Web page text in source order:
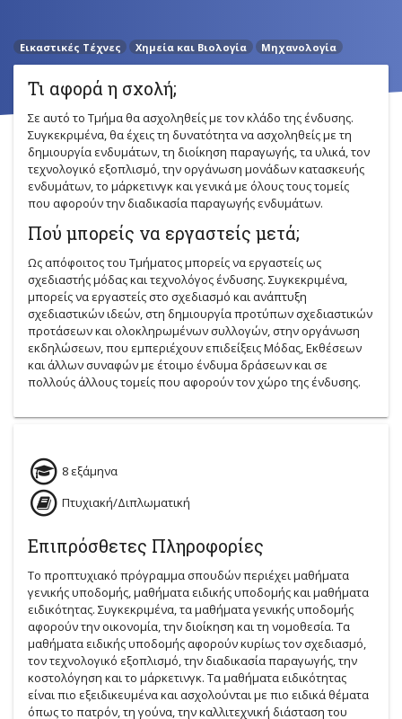
Εικαστικές Τέχνες Χημεία και Βιολογία Μηχανολογία
Τι αφορά η σχολή;
Σε αυτό το Τμήμα θα ασχοληθείς με τον κλάδο της ένδυσης.
Συγκεκριμένα, θα έχεις τη δυνατότητα να ασχοληθείς με τη
δημιουργία ενδυμάτων, τη διοίκηση παραγωγής, τα υλικά, τον
τεχνολογικό εξοπλισμό, την οργάνωση μονάδων κατασκευής
ενδυμάτων, το μάρκετινγκ και γενικά με όλους τους τομείς
που αφορούν την διαδικασία παραγωγής ενδυμάτων.
Πού μπορείς να εργαστείς μετά;
Ως απόφοιτος του Τμήματος μπορείς να εργαστείς ως
σχεδιαστής μόδας και τεχνολόγος ένδυσης. Συγκεκριμένα,
μπορείς να εργαστείς στο σχεδιασμό και ανάπτυξη
σχεδιαστικών ιδεών, στη δημιουργία προτύπων σχεδιαστικών
προτάσεων και ολοκληρωμένων συλλογών, στην οργάνωση
εκδηλώσεων, που εμπεριέχουν επιδείξεις Μόδας, Εκθέσεων
και άλλων συναφών με έτοιμο ένδυμα δράσεων και σε
πολλούς άλλους τομείς που αφορούν τον χώρο της ένδυσης.
8 εξάμηνα
Πτυχιακή/Διπλωματική
Επιπρόσθετες Πληροφορίες
Το προπτυχιακό πρόγραμμα σπουδών περιέχει μαθήματα
γενικής υποδομής, μαθήματα ειδικής υποδομής και μαθήματα
ειδικότητας. Συγκεκριμένα, τα μαθήματα γενικής υποδομής
αφορούν την οικονομία, την διοίκηση και τη νομοθεσία. Τα
μαθήματα ειδικής υποδομής αφορούν κυρίως τον σχεδιασμό,
τον τεχνολογικό εξοπλισμό, την διαδικασία παραγωγής, την
κοστολόγηση και το μάρκετινγκ. Τα μαθήματα ειδικότητας
είναι πιο εξειδικευμένα και ασχολούνται με πιο ειδικά θέματα
όπως το πατρόν, τη γούνα, την καλλιτεχνική διάσταση του